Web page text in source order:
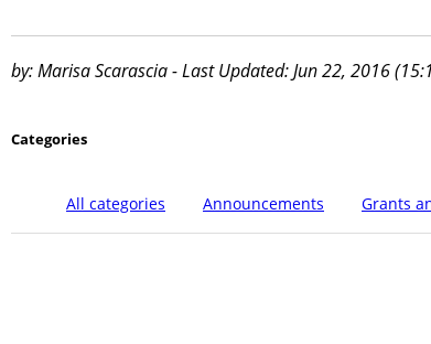
by: Marisa Scarascia - Last Updated: Jun 22, 2016
Categories
All categories Announcements Grants